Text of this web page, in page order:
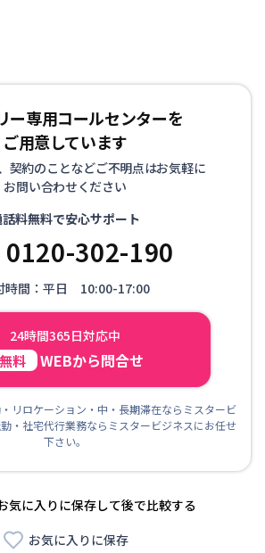
ー専用コールセンターを
ご用意しています
契約のことなどご不明点はお気軽に
お問い合わせください
料無料で安心サポート
0120-302-190
時間：平日 10:00-17:00
24時間365日対応中
無料 WEBから問合せ
リロケーション・中・長期滞在ならミスタービ
・社宅代行業務ならミスタービジネスにお任せ
下さい。
気に入りに保存して後で比較する
お気に入りに保存